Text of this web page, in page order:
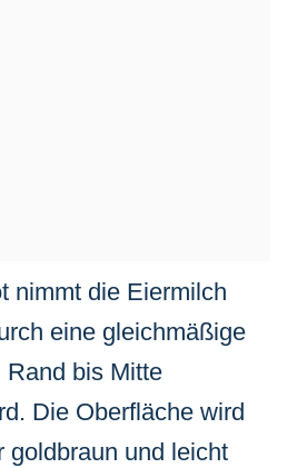
nimmt die Eiermilch
eine gleichmäßige
Rand bis Mitte
Die Oberfläche wird
goldbraun und leicht